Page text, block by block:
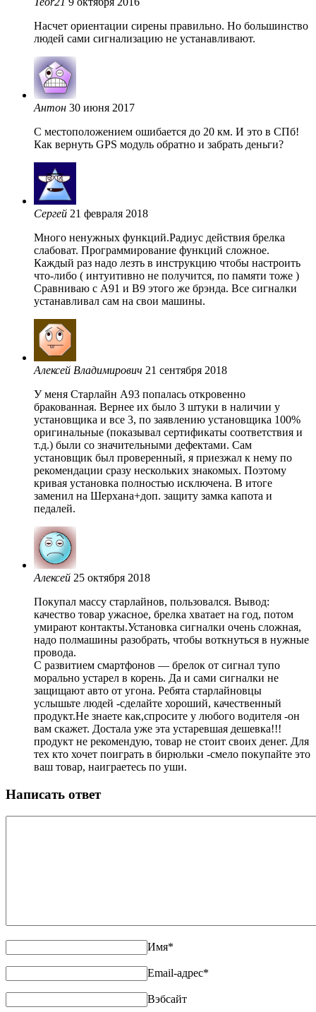
Насчет ориентации сирены правильно. Но большинство
людей сами сигнализацию не устанавливают.
Антон 30 июня 2017
С местоположением ошибается до 20 км. И это в СПб!
Как вернуть GPS модуль обратно и забрать деньги?
Сергей 21 февраля 2018
Много ненужных функций.Радиус действия брелка
слабоват. Программирование функций сложное.
Каждый раз надо лезть в инструкцию чтобы настроить
что-либо ( интуитивно не получится, по памяти тоже )
Сравниваю с A91 и B9 этого же брэнда. Все сигналки
устанавливал сам на свои машины.
Алексей Владимирович 21 сентября 2018
У меня Старлайн А93 попалась откровенно
бракованная. Вернее их было 3 штуки в наличии у
установщика и все 3, по заявлению установщика 100%
оригинальные (показывал сертификаты соответствия и
т.д.) были со значительными дефектами. Сам
установщик был проверенный, я приезжал к нему по
рекомендации сразу нескольких знакомых. Поэтому
кривая установка полностью исключена. В итоге
заменил на Шерхана+доп. защиту замка капота и
педалей.
Алексей 25 октября 2018
Покупал массу старлайнов, пользовался. Вывод:
качество товар ужасное, брелка хватает на год, потом
умирают контакты.Установка сигналки очень сложная,
надо полмашины разобрать, чтобы воткнуться в нужные
провода.
С развитием смартфонов — брелок от сигнал тупо
морально устарел в корень. Да и сами сигналки не
защищают авто от угона. Ребята старлайновцы
услышьте людей -сделайте хороший, качественный
продукт.Не знаете как,спросите у любого водителя -он
вам скажет. Достала уже эта устаревшая дешевка!!!
продукт не рекомендую, товар не стоит своих денег. Для
тех кто хочет поиграть в бирюльки -смело покупайте это
ваш товар, наиграетесь по уши.
Написать ответ
Имя*
Email-адрес*
Вэбсайт